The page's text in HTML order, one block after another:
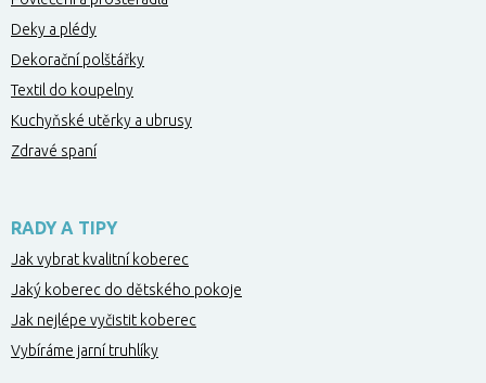
Deky a plédy
Dekorační polštářky
Textil do koupelny
Kuchyňské utěrky a ubrusy
Zdravé spaní
RADY A TIPY
Jak vybrat kvalitní koberec
Jaký koberec do dětského pokoje
Jak nejlépe vyčistit koberec
Vybíráme jarní truhlíky